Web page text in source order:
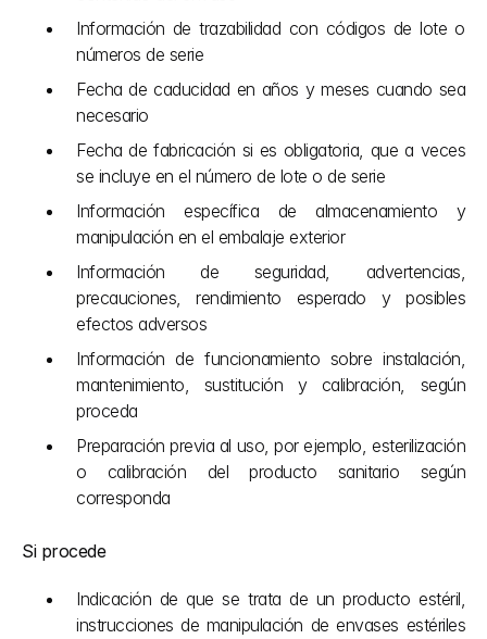
Información de trazabilidad con códigos de lote o
números de serie
Fecha de caducidad en años y meses cuando sea
necesario
Fecha de fabricación si es obligatoria, que a veces
se incluye en el número de lote o de serie
Información específica de almacenamiento y
manipulación en el embalaje exterior
Información de seguridad, advertencias,
precauciones, rendimiento esperado y posibles
efectos adversos
Información de funcionamiento sobre instalación,
mantenimiento, sustitución y calibración, según
proceda
Preparación previa al uso, por ejemplo, esterilización
o calibración del producto sanitario según
corresponda
Si procede
Indicación de que se trata de un producto estéril,
instrucciones de manipulación de envases estériles